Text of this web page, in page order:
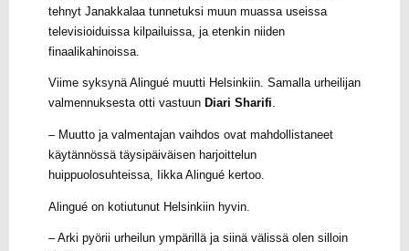
tehnyt Janakkalaa tunnetuksi muun muassa useissa
televisioiduissa kilpailuissa, ja etenkin niiden
finaalikahinoissa.
Viime syksynä Alingué muutti Helsinkiin. Samalla urheilijan
valmennuksesta otti vastuun Diari Sharifi.
– Muutto ja valmentajan vaihdos ovat mahdollistaneet
käytännössä täysipäiväisen harjoittelun
huippuolosuhteissa, Iikka Alingué kertoo.
Alingué on kotiutunut Helsinkiin hyvin.
– Arki pyörii urheilun ympärillä ja siinä välissä olen silloin